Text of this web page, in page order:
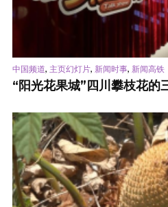
中国频道, 主页幻灯片, 新闻时事, 新闻高铁
“阳光花果城”四川攀枝花的